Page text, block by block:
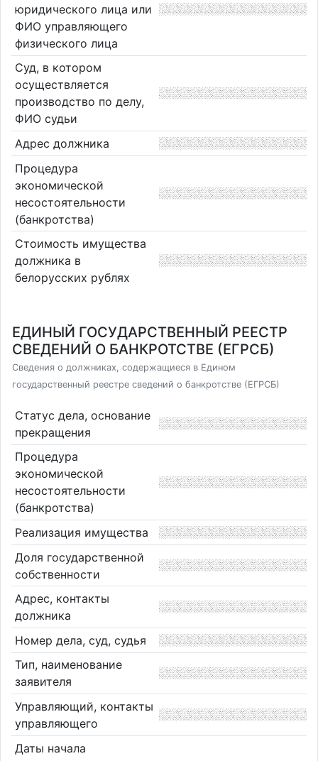
юридического лица или
ФИО управляющего
физического лица
Суд, в котором
осуществляется
производство по делу,
ФИО судьи
Адрес должника
Процедура
экономической
несостоятельности
(банкротства)
Стоимость имущества
должника в
белорусских рублях
ЕДИНЫЙ ГОСУДАРСТВЕННЫЙ РЕЕСТР
СВЕДЕНИЙ О БАНКРОТСТВЕ (ЕГРСБ)
Сведения о должниках, содержащиеся в Едином
государственный реестре сведений о банкротстве (ЕГРСБ)
Статус дела, основание
прекращения
Процедура
экономической
несостоятельности
(банкротства)
Реализация имущества
Доля государственной
собственности
Адрес, контакты
должника
Номер дела, суд, судья
Тип, наименование
заявителя
Управляющий, контакты
управляющего
Даты начала